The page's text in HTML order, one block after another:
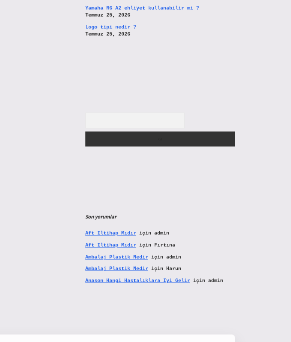
Yamaha R6 A2 ehliyet kullanabilir mi ?
Temmuz 25, 2026
Logo tipi nedir ?
Temmuz 25, 2026
Son yorumlar
Aft Iltihap Mıdıriçin admin
Aft Iltihap Mıdıriçin Fırtına
Ambalaj Plastik Nediriçin admin
Ambalaj Plastik Nediriçin Harun
Anason Hangi Hastalıklara Iyi Geliriçin admin